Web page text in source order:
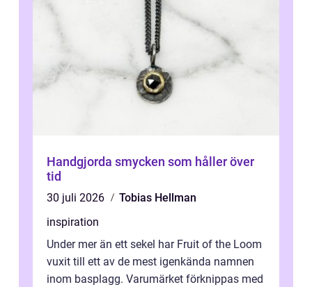
Handgjorda smycken som håller över
tid
30 juli 2026
Tobias Hellman
inspiration
Under mer än ett sekel har Fruit of the Loom
vuxit till ett av de mest igenkända namnen
inom basplagg. Varumärket förknippas med